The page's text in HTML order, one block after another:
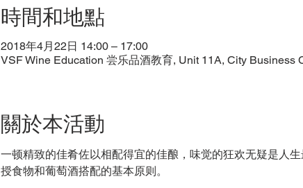
時間和地點
2018年4月22日 14:00 – 17:00
VSF Wine Education 尝乐品酒教育, Unit 11A, City Business
關於本活動
一顿精致的佳肴佐以相配得宜的佳酿，味觉的狂欢无疑是人
授食物和葡萄酒搭配的基本原则。